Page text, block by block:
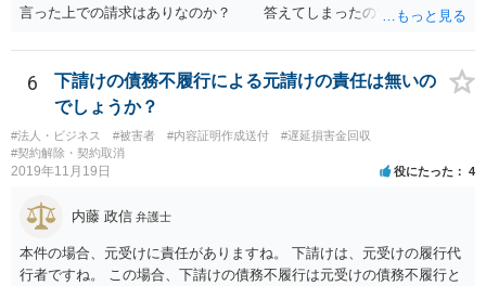
言った上での請求はありなのか？ 答えてしまったので請求されて
明できれば 信義則違反という主張をすることができる可能性があ
ります。 3.請求額は妥当なのか？ 自殺した場合、約２年分の賃料
が損害となるというのが判例です。
6
下請けの債務不履行による元請けの責任は無いの
でしょうか？
#法人・ビジネス #被害者 #内容証明作成送付
#遅延損害金回収
#契約解除・契約取消
2019年11月19日 役にたった 4
内藤 政信 弁護士
本件の場合、元受けに責任がありますね。 下請けは、元受けの履行代
行者ですね。 この場合、下請けの債務不履行は元受けの債務不履行と